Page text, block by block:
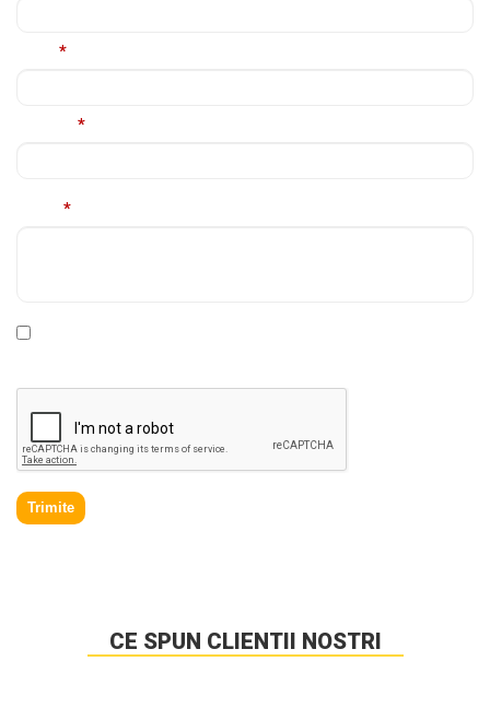
*
*
*
Trimite
CE SPUN CLIENTII NOSTRI